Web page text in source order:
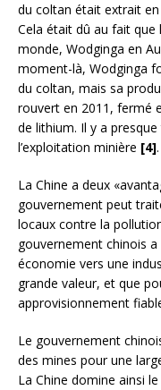
du coltan était extrait
Cela était dû au fait que
monde, Wodginga en
moment-là, Wodginga
du coltan, mais sa
rouvert en 2011, fermé
de lithium. Il y a
l’exploitation minière [4].
La Chine a deux
gouvernement peut
locaux contre la
gouvernement chinois a
économie vers une
grande valeur, et que
approvisionnement
Le gouvernement
des mines pour une
La Chine domine ainsi